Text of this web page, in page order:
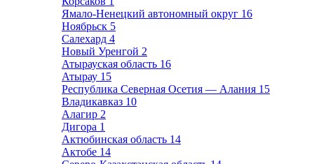
Ямало-Ненецкий автономный округ 16
Ноябрьск 5
Салехард 4
Новый Уренгой 2
Атырауская область 16
Атырау 15
Республика Северная Осетия — Алания 15
Владикавказ 10
Алагир 2
Дигора 1
Актюбинская область 14
Актобе 14